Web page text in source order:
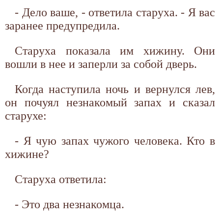
- Дело ваше, - ответила старуха. - Я вас
заранее предупредила.
Старуха показала им хижину. Они
вошли в нее и заперли за собой дверь.
Когда наступила ночь и вернулся лев,
он почуял незнакомый запах и сказал
старухе:
- Я чую запах чужого человека. Кто в
хижине?
Старуха ответила:
- Это два незнакомца.